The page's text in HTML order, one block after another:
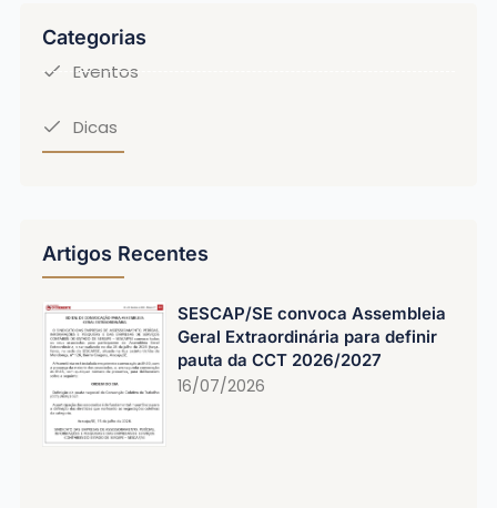
Categorias
Eventos
Dicas
Artigos Recentes
SESCAP/SE convoca Assembleia
Geral Extraordinária para definir
pauta da CCT 2026/2027
16/07/2026